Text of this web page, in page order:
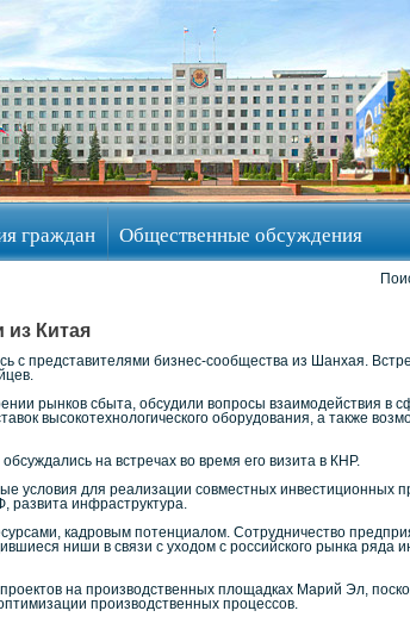
граждан Общественные обсуждения
из Китая
с представителями бизнес-сообщества из Шанхая.
рынков сбыта, обсудили вопросы взаимодействия в
высокотехнологического оборудования, а также
на встречах во время его визита в КНР.
условия для реализации совместных инвестиционных
развита инфраструктура.
кадровым потенциалом. Сотрудничество
ниши в связи с уходом с российского рынка ряда
на производственных площадках Марий Эл,
производственных процессов.